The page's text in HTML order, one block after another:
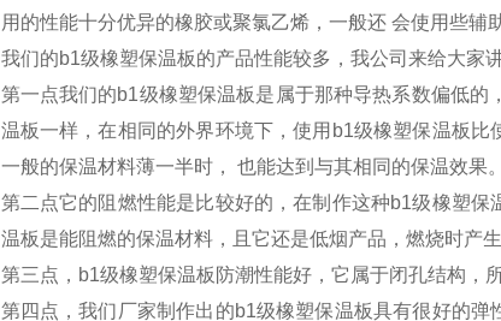
用的性能十分优异的橡胶或聚氯乙烯，一般还 会使用些辅
我们的b1级橡塑保温板的产品性能较多，我公司来给大家讲
第一点我们的b1级橡塑保温板是属于那种导热系数偏低
温板一样，在相同的外界环境下，使用b1级橡塑保温板
一般的保温材料薄一半时， 也能达到与其相同的保温效果。
第二点它的阻燃性能是比较好的，在制作这种b1级橡塑
温板是能阻燃的保温材料，且它还是低烟产品，燃烧时产
第三点，b1级橡塑保温板防潮性能好，它属于闭孔结构，
第四点，我们厂家制作出的b1级橡塑保温板具有很好的